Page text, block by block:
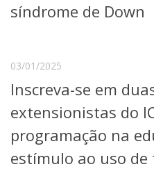
síndrome de Down
03/01/2025
Inscreva-se em
extensionistas do
programação na
estímulo ao uso